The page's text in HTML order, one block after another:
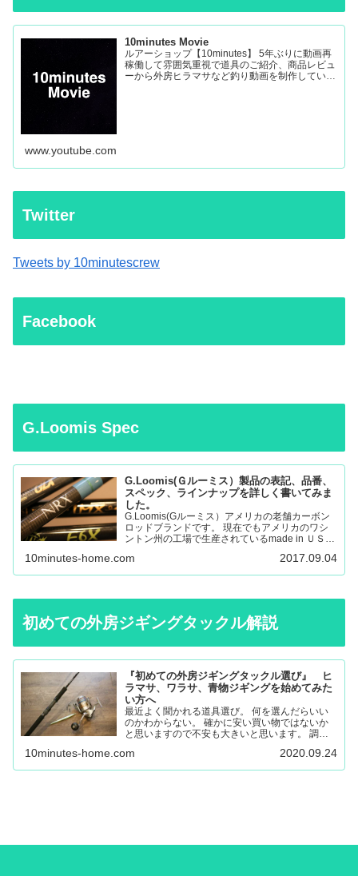
10minutes Movie
ルアーショップ【10minutes】 5年ぶりに動画再
稼働して雰囲気重視で道具のご紹介、商品レビュ
ーから外房ヒラマサなど釣り動画を制作していき
www.youtube.com
Twitter
Tweets by 10minutescrew
Facebook
G.Loomis Spec
G.Loomis(Ｇルーミス）製品の表記、品番、
スペック、ラインナップを詳しく書いてみま
した。
G.Loomis(Gルーミス）アメリカの老舗カーボン
ロッドブランドです。 現在でもアメリカのワシ
ントン州の工場で生産されているmade in ＵＳＡ
ド、、サーモントラウト、パンフィッシュ、ウォ
ール…
10minutes-home.com 2017.09.04
初めての外房ジギングタックル解説
『初めての外房ジギングタックル選び』 ヒ
ラマサ、ワラサ、青物ジギングを始めてみた
い方へ
最近よく聞かれる道具選び。 何を選んだらいい
のかわからない。 確かに安い買い物ではないか
と思いますので不安も大きいと思います。 調べ
ったり。 唯一の失敗しない道具選びは外房に通
いこんでいる人に聞く…
10minutes-home.com 2020.09.24